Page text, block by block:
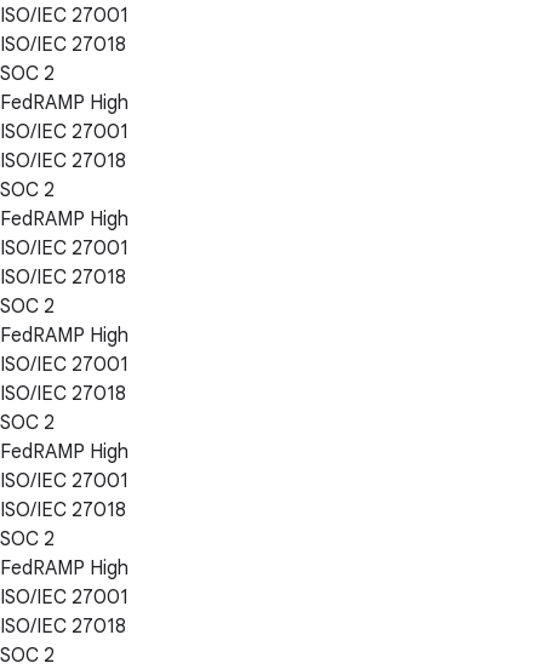
ISO/IEC 27001
ISO/IEC 27018
SOC 2
FedRAMP High
ISO/IEC 27001
ISO/IEC 27018
SOC 2
FedRAMP High
ISO/IEC 27001
ISO/IEC 27018
SOC 2
FedRAMP High
ISO/IEC 27001
ISO/IEC 27018
SOC 2
FedRAMP High
ISO/IEC 27001
ISO/IEC 27018
SOC 2
FedRAMP High
ISO/IEC 27001
ISO/IEC 27018
SOC 2